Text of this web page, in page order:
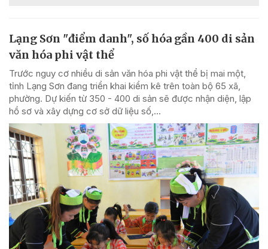
Lạng Sơn "điểm danh", số hóa gần 400 di sản
văn hóa phi vật thể
Trước nguy cơ nhiều di sản văn hóa phi vật thể bị mai một,
tỉnh Lạng Sơn đang triển khai kiểm kê trên toàn bộ 65 xã,
phường. Dự kiến từ 350 - 400 di sản sẽ được nhận diện, lập
hồ sơ và xây dựng cơ sở dữ liệu số,...